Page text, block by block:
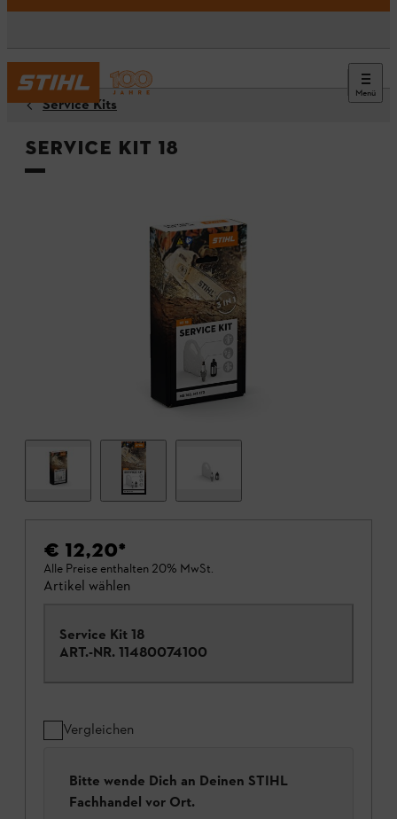
Menü
Service Kits
Service Kit 18
€ 12,20*
Alle Preise enthalten 20% MwSt.
Artikel wählen
Service Kit 18
ART.-NR. 11480074100
Vergleichen
Bitte wende Dich an Deinen STIHL
Fachhandel vor Ort.